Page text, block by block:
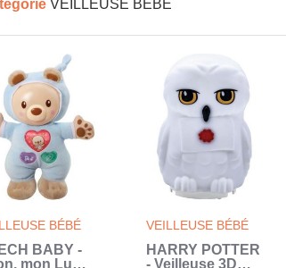
VEILLEUSE BÉBÉ
BÉBÉ
BABY -
mon Lumi
VEILLEUSE BÉBÉ
HARRY POTTER
- Veilleuse 3D